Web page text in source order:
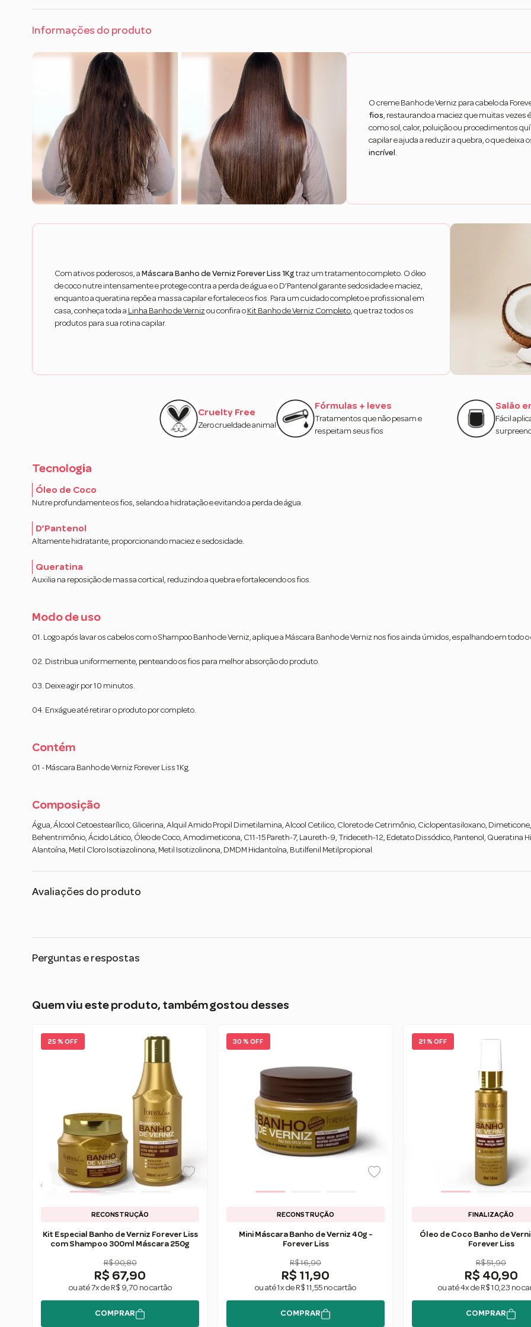
Informações do produto
O creme Banho de Verniz para cabelo da
fios, restaurando a maciez que muitas vezes
como sol, calor, poluição ou procedimentos
capilar e ajuda a reduzir a quebra, o que deixa
incrível.
Com ativos poderosos, a Máscara Banho de Verniz Forever Liss 1Kg traz um tratamento completo. O óleo
de coco nutre intensamente e protege contra a perda de água e o D’Pantenol garante sedosidade e maciez,
enquanto a queratina repõe a massa capilar e fortalece os fios. Para um cuidado completo e profissional em
casa, conheça toda a Linha Banho de Verniz ou confira o Kit Banho de Verniz Completo, que traz todos os
produtos para sua rotina capilar.
Cruelty Free
Zero crueldade animal
Fórmulas + leves
Tratamentos que não pesam e
respeitam seus fios
Salão
Fácil
Tecnologia
Óleo de Coco
Nutre profundamente os fios, selando a hidratação e evitando a perda de água.
D’Pantenol
Altamente hidratante, proporcionando maciez e sedosidade.
Queratina
Auxilia na reposição de massa cortical, reduzindo a quebra e fortalecendo os fios.
Modo de uso
01. Logo após lavar os cabelos com o Shampoo Banho de Verniz, aplique a Máscara Banho de Verniz nos fios ainda úmidos, espalhando em todo
02. Distribua uniformemente, penteando os fios para melhor absorção do produto.
03. Deixe agir por 10 minutos.
04. Enxágue até retirar o produto por completo.
Contém
01 - Máscara Banho de Verniz Forever Liss 1Kg.
Composição
Água, Álcool Cetoestearílico, Glicerina, Alquil Amido Propil Dimetilamina, Alcool Cetilico, Cloreto de Cetrimônio, Ciclopentasiloxano,
Behentrimônio, Ácido Lático, Óleo de Coco, Amodimeticona, C11-15 Pareth-7, Laureth-9, Trideceth-12, Edetato Dissódico, Pantenol, Queratina
Alantoína, Metil Cloro Isotiazolinona, Metil Isotizolinona, DMDM Hidantoína, Butilfenil Metilpropional.
Avaliações do produto
Perguntas e respostas
Quem viu este produto, também gostou desses
25 % OFF
RECONSTRUÇÃO
Kit Especial Banho de Verniz Forever Liss
com Shampoo 300ml Máscara 250g
R$ 90,80
R$ 67,90
ou até 7x de R$ 9,70 no cartão
COMPRAR
30 % OFF
RECONSTRUÇÃO
Mini Máscara Banho de Verniz 40g -
Forever Liss
R$ 16,90
R$ 11,90
ou até 1x de R$ 11,55 no cartão
COMPRAR
21 % OFF
FINALIZAÇÃO
Óleo de Coco Banho de
Forever Liss
R$ 51,90
R$ 40,90
ou até 4x de R$ 10,23 no
COMPRAR